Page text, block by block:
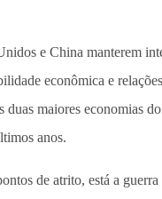
e China manterem
econômica e
duas maiores economias
anos.
de atrito, está a